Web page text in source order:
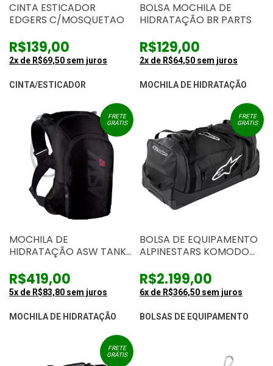
CINTA ESTICADOR
EDGERS C/MOSQUETAO
R$139,00
2x de R$69,50 sem juros
CINTA/ESTICADOR
BOLSA MOCHILA DE
HIDRATAÇÃO BR PARTS
R$129,00
2x de R$64,50 sem juros
MOCHILA DE HIDRATAÇÃO
FRETE
GRÁTIS
MOCHILA DE
HIDRATAÇÃO ASW TANK
R$419,00
5x de R$83,80 sem juros
MOCHILA DE HIDRATAÇÃO
FRETE
GRÁTIS
BOLSA DE EQUIPAMENTO
ALPINESTARS KOMODO
R$2.199,00
6x de R$366,50 sem juros
BOLSAS DE EQUIPAMENTO
FRETE
GRÁTIS